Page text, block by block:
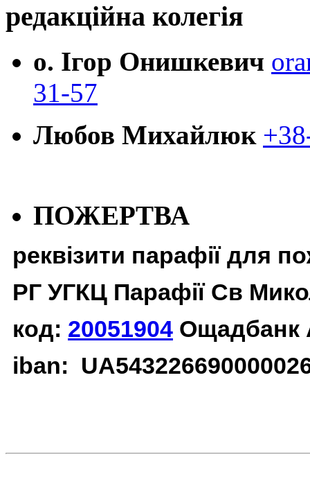
редакційна колегія
о. Ігор Онишкевич
31-57
Любов Михайлюк
ПОЖЕРТВА
реквізити парафії для
РГ УГКЦ Парафії Св
код: 20051904 Ощадбанк
iban: